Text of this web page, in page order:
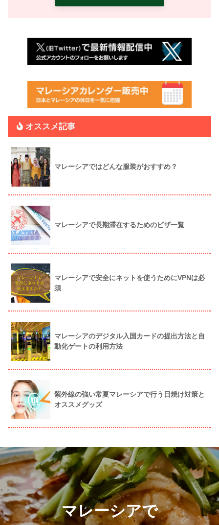
オススメ記事
マレーシアではどんな服装がおすすめ？
マレーシアで長期滞在するためのビザ一覧
マレーシアで安全にネットを使うためにVPNは必
須
マレーシアのデジタル入国カードの提出方法と自
動化ゲートの利用方法
紫外線の強い常夏マレーシアで行う日焼け対策と
オススメグッズ
マレーシアで